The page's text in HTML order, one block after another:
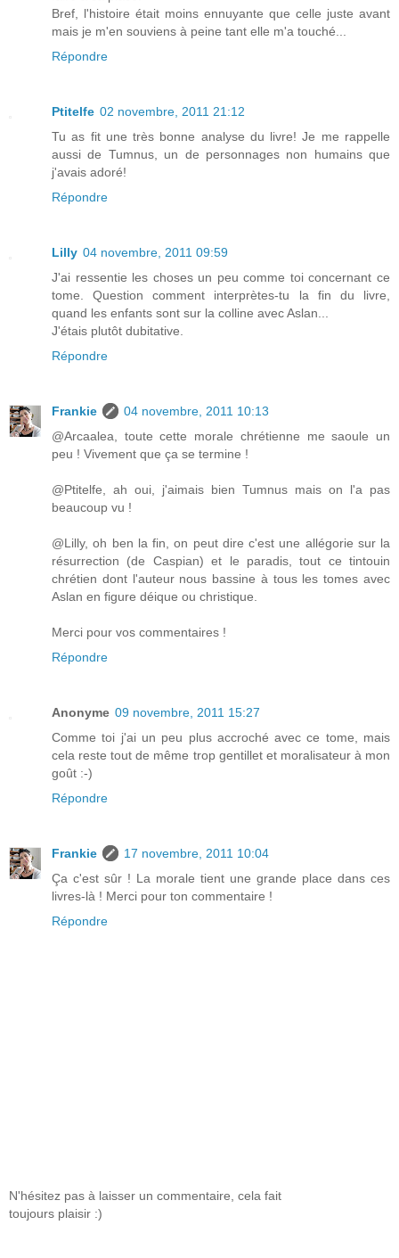
Bref, l'histoire était moins ennuyante que celle juste avant
mais je m'en souviens à peine tant elle m'a touché...
Répondre
Ptitelfe 02 novembre, 2011 21:12
Tu as fit une très bonne analyse du livre! Je me rappelle
aussi de Tumnus, un de personnages non humains que
j'avais adoré!
Répondre
Lilly 04 novembre, 2011 09:59
J'ai ressentie les choses un peu comme toi concernant ce
tome. Question comment interprètes-tu la fin du livre,
quand les enfants sont sur la colline avec Aslan...
J'étais plutôt dubitative.
Répondre
Frankie
04 novembre, 2011 10:13
@Arcaalea, toute cette morale chrétienne me saoule un
peu ! Vivement que ça se termine !
@Ptitelfe, ah oui, j'aimais bien Tumnus mais on l'a pas
beaucoup vu !
@Lilly, oh ben la fin, on peut dire c'est une allégorie sur la
résurrection (de Caspian) et le paradis, tout ce tintouin
chrétien dont l'auteur nous bassine à tous les tomes avec
Aslan en figure déique ou christique.
Merci pour vos commentaires !
Répondre
Anonyme 09 novembre, 2011 15:27
Comme toi j'ai un peu plus accroché avec ce tome, mais
cela reste tout de même trop gentillet et moralisateur à mon
goût :-)
Répondre
Frankie
17 novembre, 2011 10:04
Ça c'est sûr ! La morale tient une grande place dans ces
livres-là ! Merci pour ton commentaire !
Répondre
N'hésitez pas à laisser un commentaire, cela fait
toujours plaisir :)